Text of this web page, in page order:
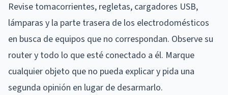
Revise tomacorrientes, regletas, cargadores USB,
lámparas y la parte trasera de los electrodomésticos
en busca de equipos que no correspondan. Observe su
router y todo lo que esté conectado a él. Marque
cualquier objeto que no pueda explicar y pida una
segunda opinión en lugar de desarmarlo.